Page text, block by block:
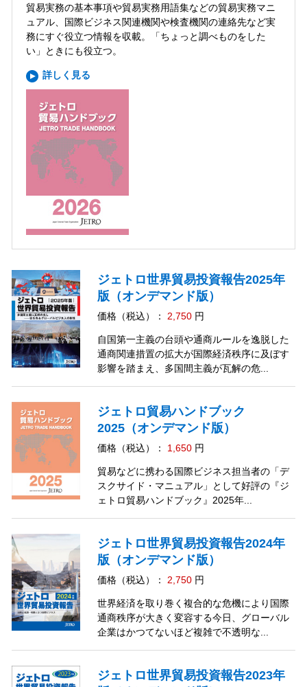
貿易実務の基本事項や貿易実務用語集などの貿易実務マニ
ュアル、国際ビジネス関連機関や検査機関の連絡先など実
務にすぐ役立つ情報を収載。「ちょっと調べものをした
い」ときにも役立つ。
詳しく見る
ジェトロ世界貿易投資報告2025年
版（オンデマンド版）
価格（税込）： 2,750 円
自国第一主義の台頭や通商ルールを逸脱した
通商関連措置の拡大が国際経済秩序に及ぼす
影響を踏まえ、多国間主義が瓦解の危...
ジェトロ貿易ハンドブック
2025（オンデマンド版）
価格（税込）： 1,650 円
貿易などに携わる国際ビジネス担当者の「デ
スクサイド・マニュアル」として好評の『ジ
ェトロ貿易ハンドブック』2025年...
ジェトロ世界貿易投資報告2024年
版（オンデマンド版）
価格（税込）： 2,750 円
世界経済を取り巻く複合的な危機により国際
通商秩序が大きく変容する今日、グローバル
企業はかつてないほど複雑で不透明な...
ジェトロ世界貿易投資報告2023年